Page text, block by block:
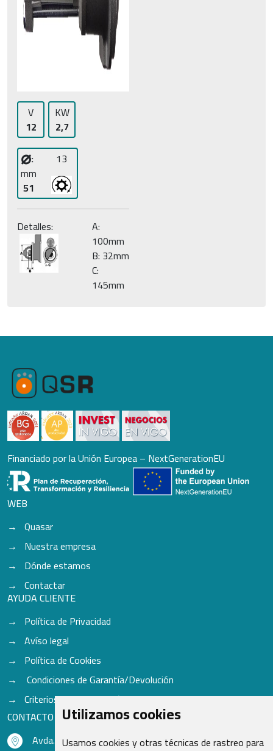
Utilizamos cookies
Usamos cookies y otras técnicas de rastreo para
V
12
KW
2,7
⌀:
mm
51
13
Detalles:
A:
100mm
B: 32mm
C:
145mm
Financiado por la Unión Europea – NextGenerationEU
WEB
Quasar
Nuestra empresa
Dónde estamos
Contactar
AYUDA CLIENTE
Política de Privacidad
Avíso legal
Política de Cookies
Condiciones de Garantía/Devolución
Criterios para aceptación de Cascos
CONTACTO
Avda. do Freixo - Sardoma, 13